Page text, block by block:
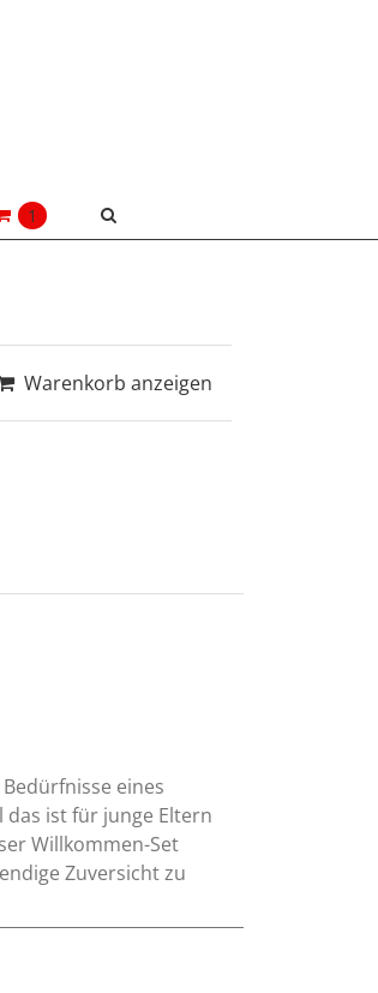
1
Warenkorb anzeigen
eines
ist für junge Eltern
Willkommen-Set
Zuversicht zu